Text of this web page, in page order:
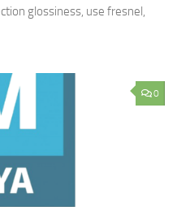
glossiness, use fresnel,
0